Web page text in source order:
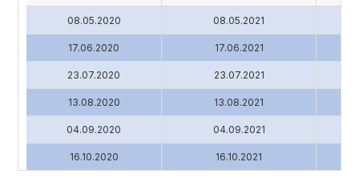
08.05.2020 08.05.2021
17.06.2020 17.06.2021
23.07.2020 23.07.2021
13.08.2020 13.08.2021
04.09.2020 04.09.2021
16.10.2020 16.10.2021